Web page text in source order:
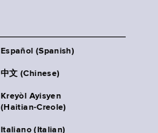
Español (Spanish)
中文 (Chinese)
Kreyòl Ayisyen
(Haitian-Creole)
Italiano (Italian)